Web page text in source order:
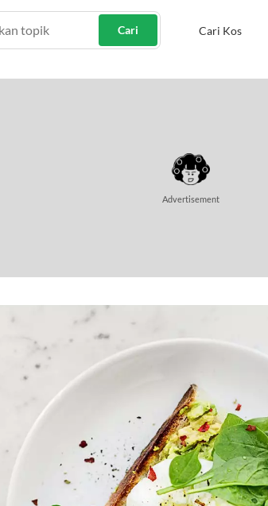
Cari Cari Kos
Advertisement